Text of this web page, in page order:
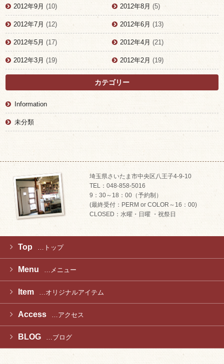
2012年9月 (10) 2012年8月 (5)
2012年7月 (12) 2012年6月 (13)
2012年5月 (17) 2012年4月 (21)
2012年3月 (19) 2012年2月 (19)
カテゴリー
Information
未分類
埼玉県さいたま市中央区八王子4-9-10
TEL：048-858-5016
9：30～18：00（予約制）
(最終受付：PERM or COLOR～16：00)
CLOSED：水曜・日曜 ・祝祭日
Top …トップ
Menu …メニュー
Item …オリジナルアイテム
Access …アクセス
BLOG …ブログ